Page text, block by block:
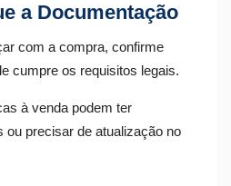
a Documentação
com a compra, confirme
cumpre os requisitos legais.
à venda podem ter
ou precisar de atualização no